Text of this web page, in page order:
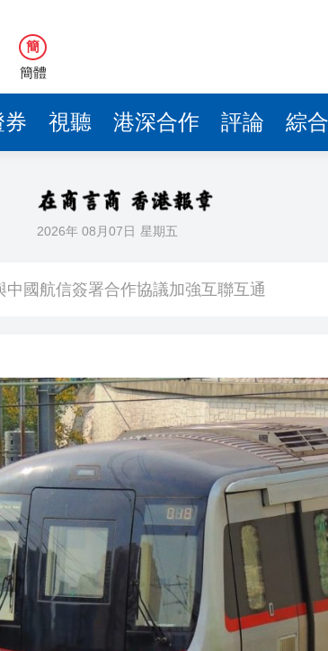
簡
簡體
券 視聽 港深合作 評論 綜合
2026年 08月07日 星期五
中國航信簽署合作協議加強互聯互通
下相關銅礦不屬於剛果（金）禁止出口的產
籌250億美元 獲逾4倍認購
屆粵港澳大灣區「粵菜師傅」職業技能大賽
稱襲擊政府軍集結地 造成大量傷亡
行動 檢11萬元大麻